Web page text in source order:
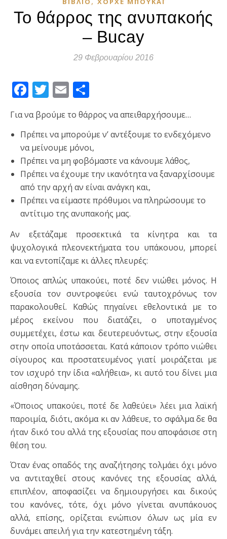
Το θάρρος της ανυπακοής
– Bucay
29 Φεβρουαρίου 2016
Facebook
Twitter
Email
Για να βρούμε το θάρρος να απειθαρχήσουμε…
Πρέπει να μπορούμε ν’ αντέξουμε το ενδεχόμενο
να μείνουμε μόνοι,
Πρέπει να μη φοβόμαστε να κάνουμε λάθος,
Πρέπει να έχουμε την ικανότητα να ξαναρχίσουμε
από την αρχή αν είναι ανάγκη και,
Πρέπει να είμαστε πρόθυμοι να πληρώσουμε το
αντίτιμο της ανυπακοής μας.
Αν εξετάζαμε προσεκτικά τα κίνητρα και τα
ψυχολογικά πλεονεκτήματα του υπάκουου, μπορεί
και να εντοπίζαμε κι άλλες πλευρές:
Όποιος απλώς υπακούει, ποτέ δεν νιώθει μόνος. Η
εξουσία τον συντροφεύει ενώ ταυτοχρόνως τον
παρακολουθεί. Καθώς πηγαίνει εθελοντικά με το
μέρος εκείνου που διατάζει, ο υποταγμένος
συμμετέχει, έστω και δευτερευόντως, στην εξουσία
στην οποία υποτάσσεται. Κατά κάποιον τρόπο νιώθει
σίγουρος και προστατευμένος γιατί μοιράζεται με
τον ισχυρό την ίδια «αλήθεια», κι αυτό του δίνει μια
αίσθηση δύναμης.
«Όποιος υπακούει, ποτέ δε λαθεύει» λέει μια λαϊκή
παροιμία, διότι, ακόμα κι αν λάθευε, το σφάλμα δε θα
ήταν δικό του αλλά της εξουσίας που αποφάσισε στη
θέση του.
Όταν ένας οπαδός της αναζήτησης τολμάει όχι μόνο
να αντιταχθεί στους κανόνες της εξουσίας αλλά,
επιπλέον, αποφασίζει να δημιουργήσει και δικούς
του κανόνες, τότε, όχι μόνο γίνεται ανυπάκουος
αλλά, επίσης, ορίζεται ενώπιον όλων ως μία εν
δυνάμει απειλή για την κατεστημένη τάξη.